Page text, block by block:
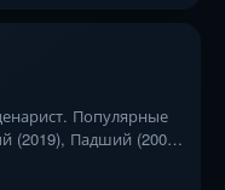
Популярные
(2019), Падший (2007),